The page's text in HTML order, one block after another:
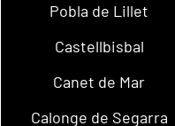
Pobla de Lillet
Castellbisbal
Canet de Mar
Calonge de Segarra